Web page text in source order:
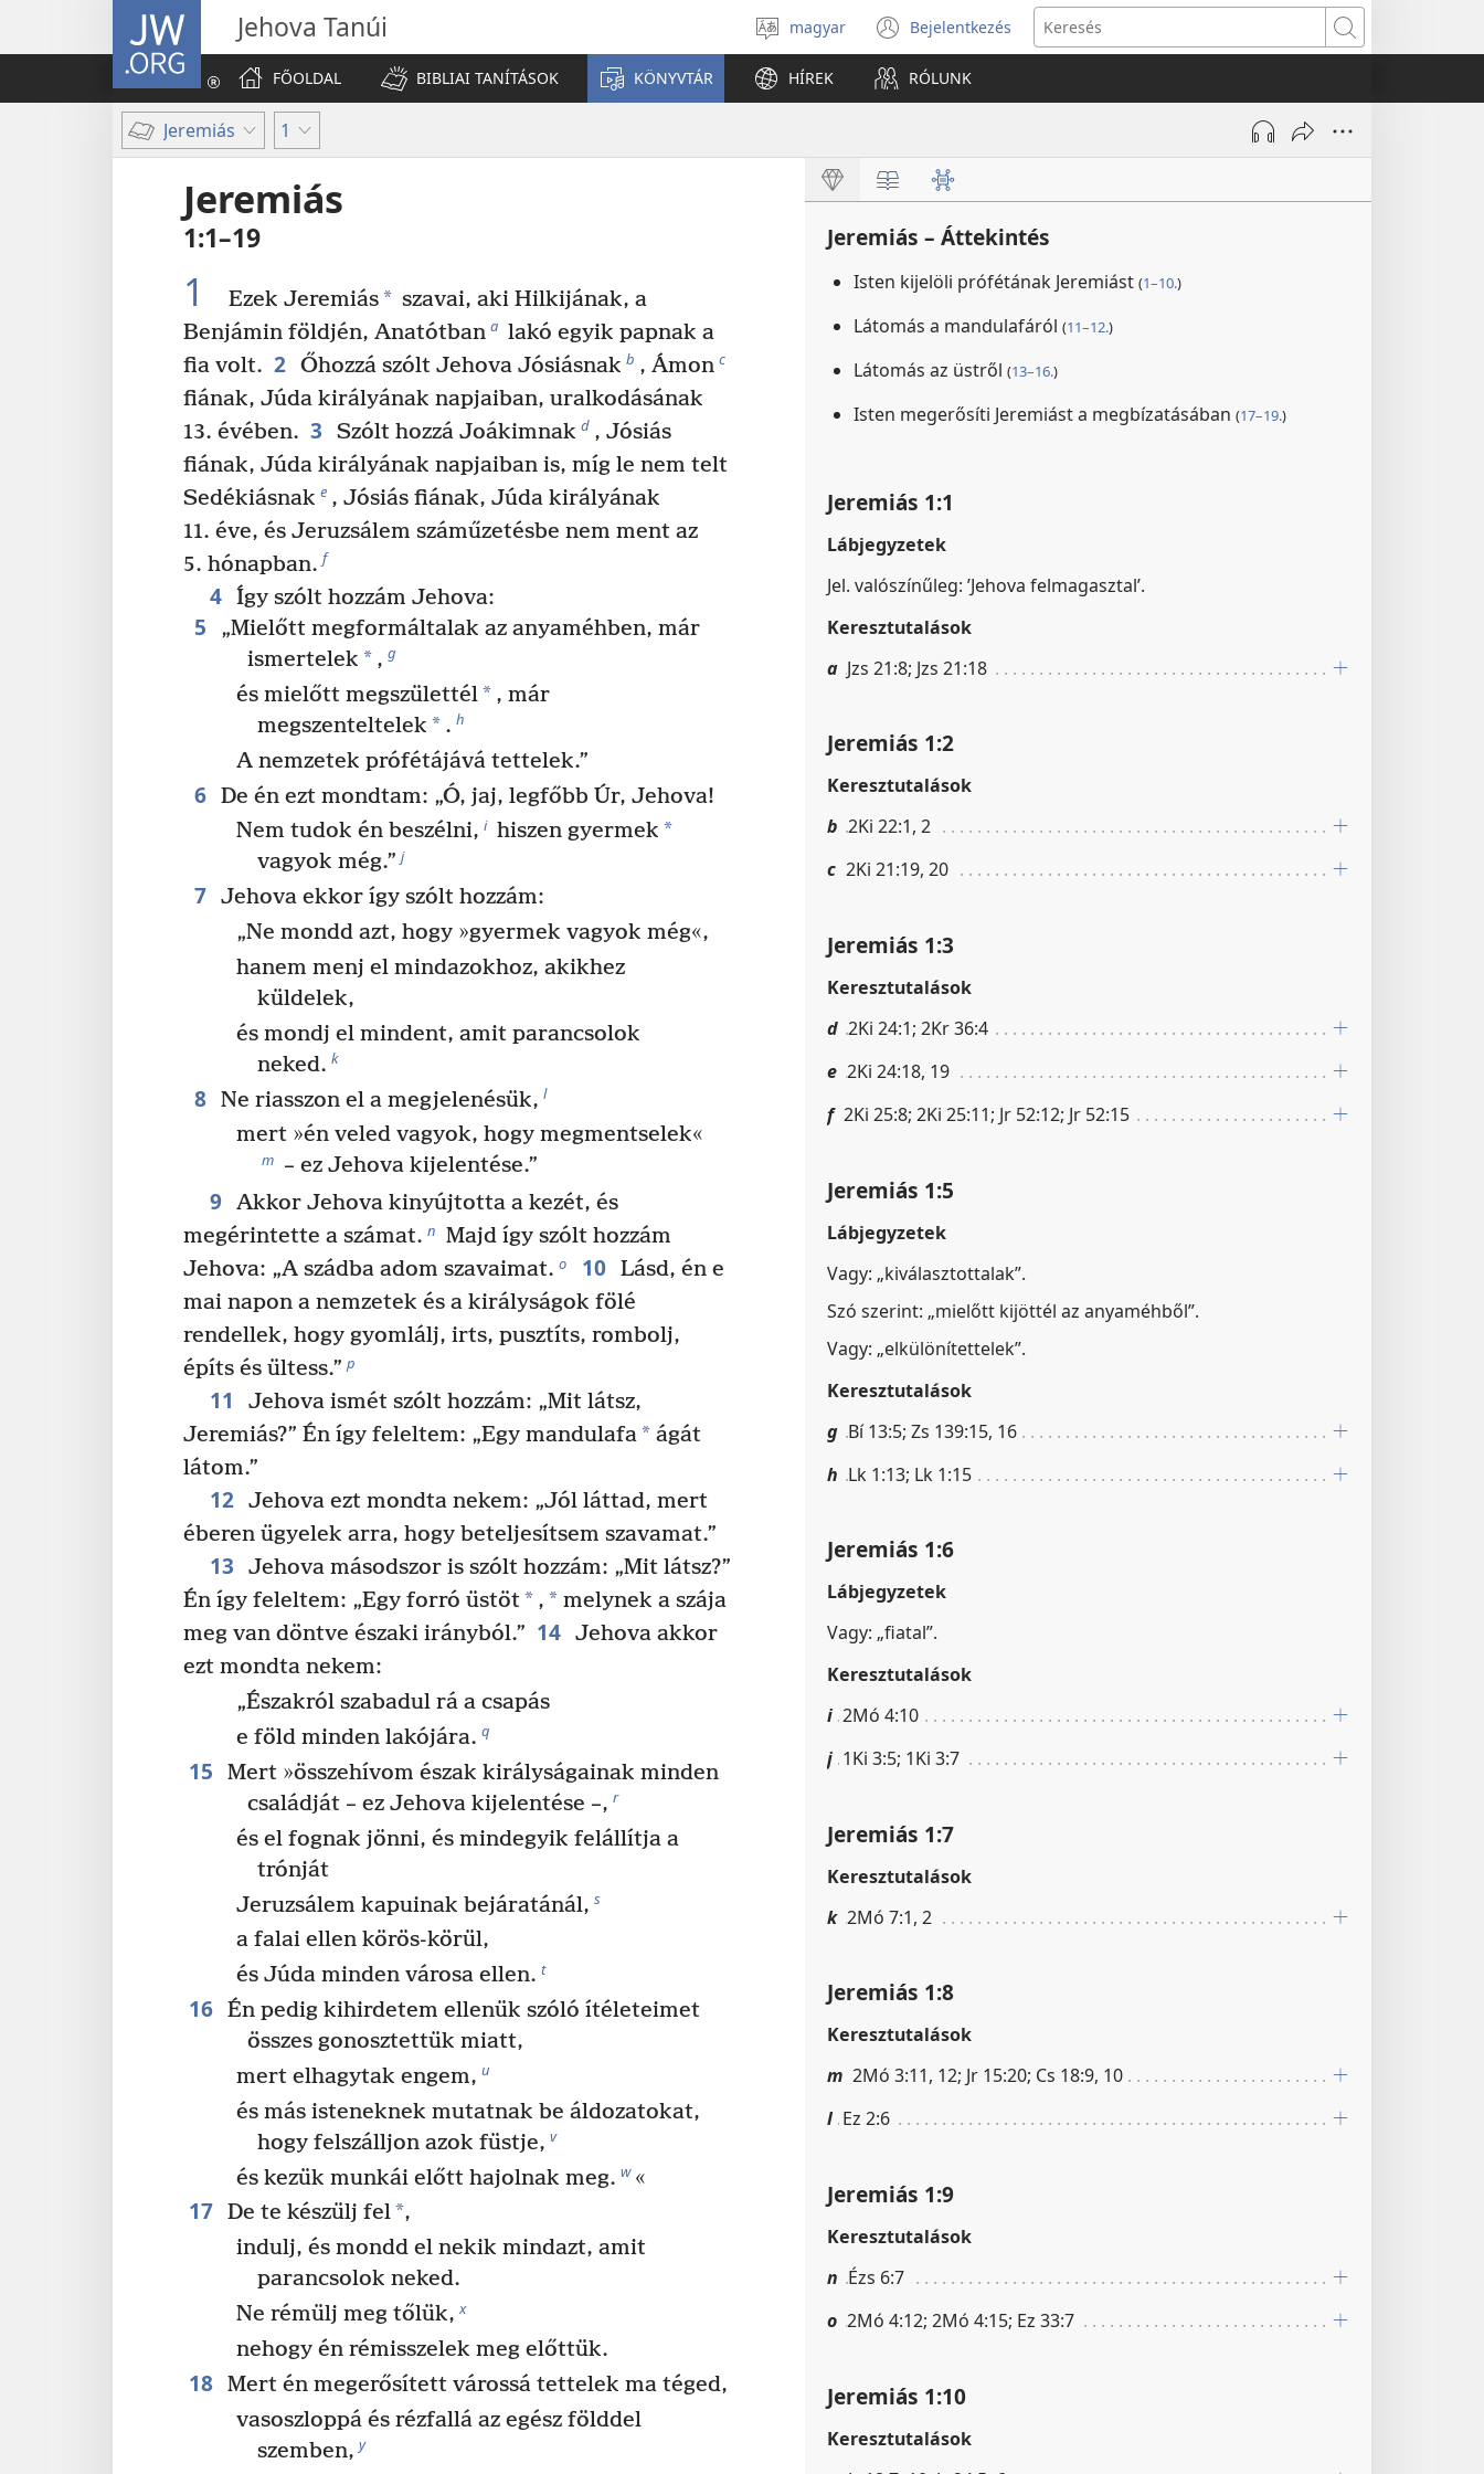
JW.ORG Jehova Tanúi
Válassz
nyelvet
magyar Bejelentkezés
(opens
new
window)
Keresés
FŐOLDAL
BIBLIAI TANÍTÁSOK KÖNYVTÁR HÍREK RÓLUNK
Jeremiás 1
Jeremiás
1:1–19
1 Ezek Jeremiás* szavai, aki Hilkijának, a
Benjámin földjén, Anatótban a lakó egyik papnak a
fia volt. 2 Őhozzá szólt Jehova Jósiásnak b , Ámon c
fiának, Júda királyának napjaiban, uralkodásának
13. évében. 3 Szólt hozzá Joákimnak d , Jósiás
fiának, Júda királyának napjaiban is, míg le nem telt
Sedékiásnak e , Jósiás fiának, Júda királyának
11. éve, és Jeruzsálem száműzetésbe nem ment az
5. hónapban. f
4 Így szólt hozzám Jehova:
5
„Mielőtt megformáltalak az anyaméhben, már
ismertelek * , g
és mielőtt megszülettél* , már
megszenteltelek * . h
A nemzetek prófétájává tettelek.”
6 De én ezt mondtam: „Ó, jaj, legfőbb Úr, Jehova!
Nem tudok én beszélni, i hiszen gyermek *
vagyok még.” j
7 Jehova ekkor így szólt hozzám:
„Ne mondd azt, hogy »gyermek vagyok még«,
hanem menj el mindazokhoz, akikhez
küldelek,
és mondj el mindent, amit parancsolok
neked. k
8 Ne riasszon el a megjelenésük, l
mert »én veled vagyok, hogy megmentselek«
m – ez Jehova kijelentése.”
9 Akkor Jehova kinyújtotta a kezét, és
megérintette a számat. n Majd így szólt hozzám
Jehova: „A szádba adom szavaimat. o 10 Lásd, én e
mai napon a nemzetek és a királyságok fölé
rendellek, hogy gyomlálj, irts, pusztíts, rombolj,
építs és ültess.” p
11
Jehova ismét szólt hozzám: „Mit látsz,
Jeremiás?” Én így feleltem: „Egy mandulafa* ágát
látom.”
12 Jehova ezt mondta nekem: „Jól láttad, mert
éberen ügyelek arra, hogy beteljesítsem szavamat.”
13
Jehova másodszor is szólt hozzám: „Mit látsz?”
Én így feleltem: „Egy forró üstöt* , * melynek a szája
meg van döntve északi irányból.” 14 Jehova akkor
ezt mondta nekem:
„Északról szabadul rá a csapás
e föld minden lakójára. q
15
Mert »összehívom észak királyságainak minden
családját – ez Jehova kijelentése –, r
és el fognak jönni, és mindegyik felállítja a
trónját
Jeruzsálem kapuinak bejáratánál, s
a falai ellen körös-körül,
és Júda minden városa ellen. t
16 Én pedig kihirdetem ellenük szóló ítéleteimet
összes gonosztettük miatt,
mert elhagytak engem, u
és más isteneknek mutatnak be áldozatokat,
hogy felszálljon azok füstje, v
és kezük munkái előtt hajolnak meg. w «
17 De te készülj fel*,
indulj, és mondd el nekik mindazt, amit
parancsolok neked.
Ne rémülj meg tőlük, x
nehogy én rémisszelek meg előttük.
18 Mert én megerősített várossá tettelek ma téged,
vasoszloppá és rézfallá az egész földdel
szemben, y
Jeremiás – Áttekintés
Isten kijelöli prófétának Jeremiást (1–10.)
Látomás a mandulafáról (11–12.)
Látomás az üstről (13–16.)
Isten megerősíti Jeremiást a megbízatásában (17–19.)
Jeremiás 1:1
Lábjegyzetek
Jel. valószínűleg: ’Jehova felmagasztal’.
Keresztutalások
a Jzs 21:8; Jzs 21:18
Jeremiás 1:2
Keresztutalások
b 2Ki 22:1, 2
c 2Ki 21:19, 20
Jeremiás 1:3
Keresztutalások
d 2Ki 24:1; 2Kr 36:4
e 2Ki 24:18, 19
f 2Ki 25:8; 2Ki 25:11; Jr 52:12; Jr 52:15
Jeremiás 1:5
Lábjegyzetek
Vagy: „kiválasztottalak”.
Szó szerint: „mielőtt kijöttél az anyaméhből”.
Vagy: „elkülönítettelek”.
Keresztutalások
g Bí 13:5; Zs 139:15, 16
h Lk 1:13; Lk 1:15
Jeremiás 1:6
Lábjegyzetek
Vagy: „fiatal”.
Keresztutalások
i 2Mó 4:10
j 1Ki 3:5; 1Ki 3:7
Jeremiás 1:7
Keresztutalások
k 2Mó 7:1, 2
Jeremiás 1:8
Keresztutalások
m 2Mó 3:11, 12; Jr 15:20; Cs 18:9, 10
l Ez 2:6
Jeremiás 1:9
Keresztutalások
n Ézs 6:7
o 2Mó 4:12; 2Mó 4:15; Ez 33:7
Jeremiás 1:10
Keresztutalások